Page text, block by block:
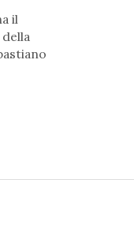
il